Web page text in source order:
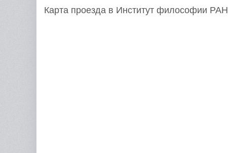
Карта проезда в Институт философии РАН